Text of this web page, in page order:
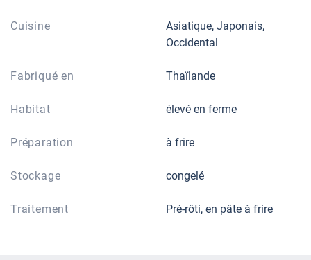
Cuisine
Asiatique, Japonais,
Occidental
Fabriqué en Thaïlande
Habitat élevé en ferme
Préparation à frire
Stockage congelé
Traitement Pré-rôti, en pâte à frire